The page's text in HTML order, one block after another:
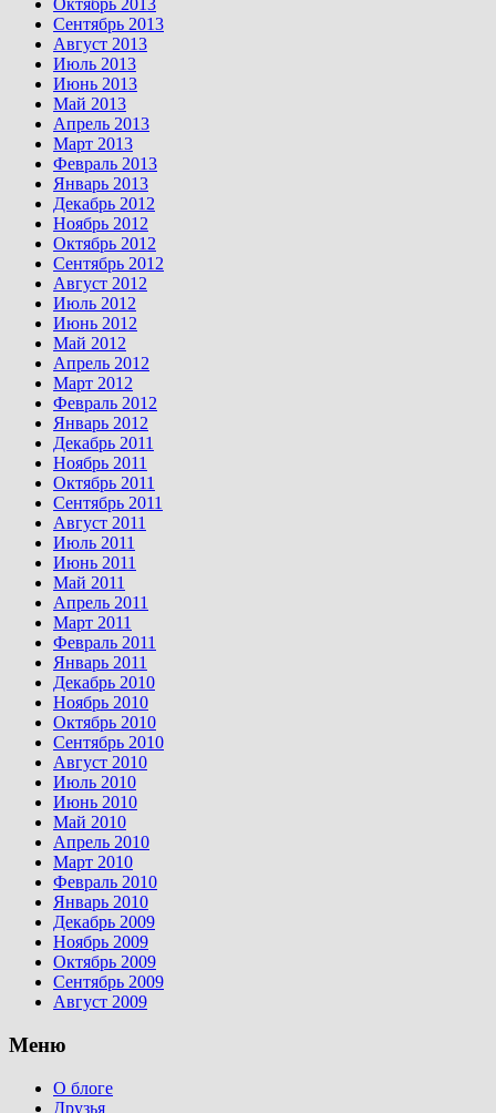
Октябрь 2013
Сентябрь 2013
Август 2013
Июль 2013
Июнь 2013
Май 2013
Апрель 2013
Март 2013
Февраль 2013
Январь 2013
Декабрь 2012
Ноябрь 2012
Октябрь 2012
Сентябрь 2012
Август 2012
Июль 2012
Июнь 2012
Май 2012
Апрель 2012
Март 2012
Февраль 2012
Январь 2012
Декабрь 2011
Ноябрь 2011
Октябрь 2011
Сентябрь 2011
Август 2011
Июль 2011
Июнь 2011
Май 2011
Апрель 2011
Март 2011
Февраль 2011
Январь 2011
Декабрь 2010
Ноябрь 2010
Октябрь 2010
Сентябрь 2010
Август 2010
Июль 2010
Июнь 2010
Май 2010
Апрель 2010
Март 2010
Февраль 2010
Январь 2010
Декабрь 2009
Ноябрь 2009
Октябрь 2009
Сентябрь 2009
Август 2009
Меню
О блоге
Друзья